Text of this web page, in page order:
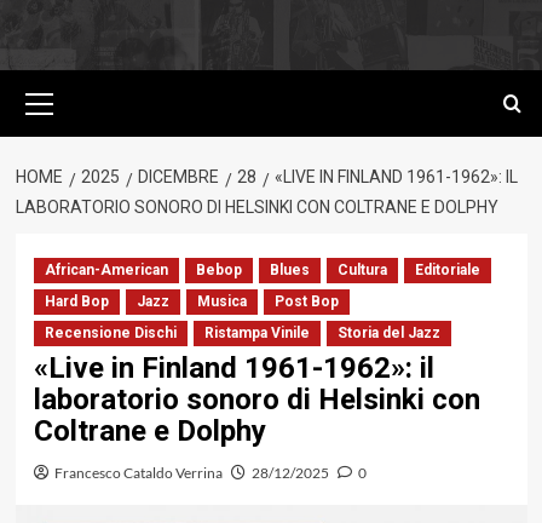
principale
HOME 2025 DICEMBRE 28
«LIVE IN FINLAND 1961-1962»: IL
LABORATORIO SONORO DI HELSINKI CON COLTRANE E DOLPHY
African-American Bebop Blues Cultura
Editoriale
Hard Bop
Jazz Musica
Post Bop
Recensione Dischi
Ristampa Vinile Storia del Jazz
«Live in Finland 1961-1962»: il
laboratorio sonoro di Helsinki con
Coltrane e Dolphy
Francesco Cataldo Verrina 28/12/2025 0